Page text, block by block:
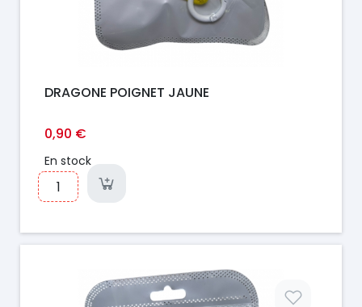
DRAGONE POIGNET JAUNE
0,90 €
En stock